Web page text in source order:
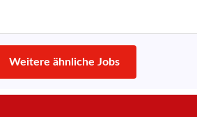
Weitere ähnliche Jobs